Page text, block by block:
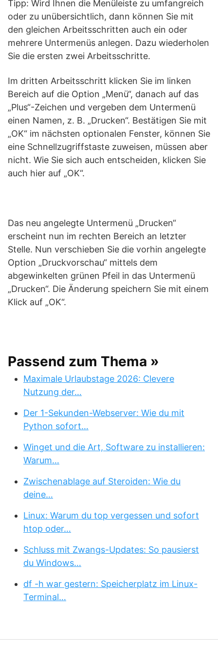
Tipp: Wird Ihnen die Menüleiste zu umfangreich
oder zu unübersichtlich, dann können Sie mit
den gleichen Arbeitsschritten auch ein oder
mehrere Untermenüs anlegen. Dazu wiederholen
Sie die ersten zwei Arbeitsschritte.
Im dritten Arbeitsschritt klicken Sie im linken
Bereich auf die Option „Menü“, danach auf das
„Plus“-Zeichen und vergeben dem Untermenü
einen Namen, z. B. „Drucken“. Bestätigen Sie mit
„OK“ im nächsten optionalen Fenster, können Sie
eine Schnellzugriffstaste zuweisen, müssen aber
nicht. Wie Sie sich auch entscheiden, klicken Sie
auch hier auf „OK“.
Das neu angelegte Untermenü „Drucken“
erscheint nun im rechten Bereich an letzter
Stelle. Nun verschieben Sie die vorhin angelegte
Option „Druckvorschau“ mittels dem
abgewinkelten grünen Pfeil in das Untermenü
„Drucken“. Die Änderung speichern Sie mit einem
Klick auf „OK“.
Passend zum Thema »
Maximale Urlaubstage 2026: Clevere
Nutzung der…
Der 1-Sekunden-Webserver: Wie du mit
Python sofort…
Winget und die Art, Software zu installieren:
Warum…
Zwischenablage auf Steroiden: Wie du
deine…
Linux: Warum du top vergessen und sofort
htop oder…
Schluss mit Zwangs-Updates: So pausierst
du Windows…
df -h war gestern: Speicherplatz im Linux-
Terminal…